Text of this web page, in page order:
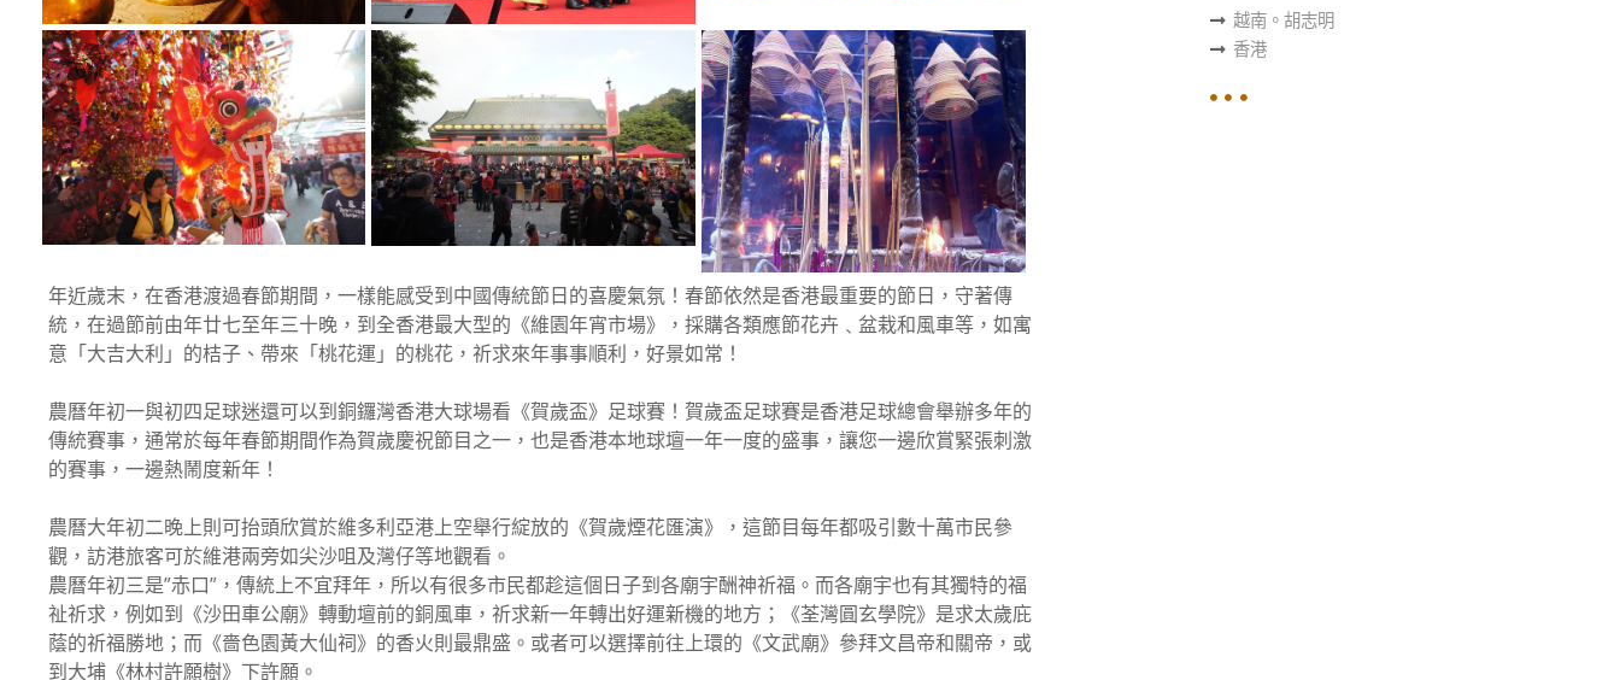
年近歲末，在香港渡過春節期間，一樣能感受到中國傳統節日的喜慶氣氛！春節依然是香港最重要的節日，守著傳
統，在過節前由年廿七至年三十晚，到全香港最大型的《維園年宵市場》，採購各類應節花卉﹑盆栽和風車等，如寓
意「大吉大利」的桔子、帶來「桃花運」的桃花，祈求來年事事順利，好景如常！
農曆年初一與初四足球迷還可以到銅鑼灣香港大球場看《賀歲盃》足球賽！賀歲盃足球賽是香港足球總會舉辦多年的
傳統賽事，通常於每年春節期間作為賀歲慶祝節目之一，也是香港本地球壇一年一度的盛事，讓您一邊欣賞緊張刺激
的賽事，一邊熱鬧度新年！
農曆大年初二晚上則可抬頭欣賞於維多利亞港上空舉行綻放的《賀歲煙花匯演》，這節目每年都吸引數十萬市民參
觀，訪港旅客可於維港兩旁如尖沙咀及灣仔等地觀看。
農曆年初三是”赤口”，傳統上不宜拜年，所以有很多市民都趁這個日子到各廟宇酬神祈福。而各廟宇也有其獨特的福
祉祈求，例如到《沙田車公廟》轉動壇前的銅風車，祈求新一年轉出好運新機的地方；《荃灣圓玄學院》是求太歲庇
蔭的祈福勝地；而《嗇色園黃大仙祠》的香火則最鼎盛。或者可以選擇前往上環的《文武廟》參拜文昌帝和關帝，或
到大埔《林村許願樹》下許願。
越南。胡志明
香港